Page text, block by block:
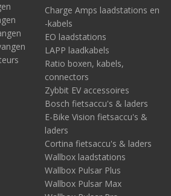
Charge Amps laadstations en
-kabels
EO laadstations
LAPP laadkabels
Ratio boxen, kabels,
connectors
Zybbit EV accessoires
Bosch fietsaccu's & laders
E-Bike Vision fietsaccu's &
laders
Cortina fietsaccu's & laders
Wallbox laadstations
Wallbox Pulsar Plus
Wallbox Pulsar Max